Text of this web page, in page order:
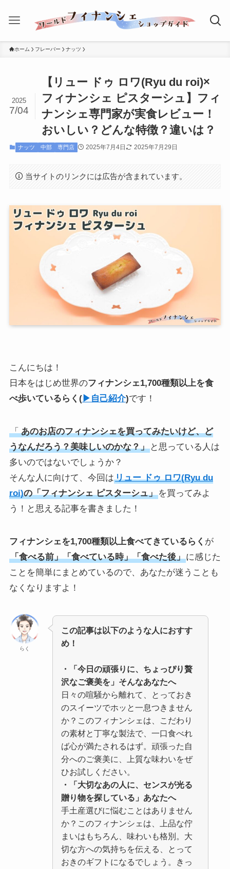
ホーム フレーバー ナッツ
【リュー ドゥ ロワ(Ryu du roi)×
フィナンシェ ピスターシュ】フィ
ナンシェ専門家が実食レビュー！
おいしい？どんな特徴？違いは？
2025
7/04
ナッツ 中部 専門店 2025年7月4日 2025年7月29日
当サイトのリンクには広告が含まれています。
こんにちは！
日本をはじめ世界のフィナンシェ1,700種類以上を食
べ歩いている らく (▶︎自己紹介)です！
「 あのお店のフィナンシェを買ってみたいけど、ど
うなんだろう？美味しいのかな？」と思っている人は
多いのではないでしょうか？
そんな人に向けて、今回はリュー ドゥ ロワ(Ryu du
roi)の「フィナンシェ ピスターシュ」を買ってみよ
う！と思える記事を書きました！
フィナンシェを1,700種類以上食べてきているらく が
「食べる前」「食べている時」「食べた後」に感じた
ことを簡単にまとめているので、あなたが迷うことも
なくなりますよ！
らく
この記事は以下のような人におすす
め！
・「今日の頑張りに、ちょっぴり贅
沢なご褒美を」そんなあなたへ
日々の喧騒から離れて、とっておき
のスイーツでホッと一息つきません
か？このフィナンシェは、こだわり
の素材と丁寧な製法で、一口食べれ
ば心が満たされるはず。頑張った自
分へのご褒美に、上質な味わいをぜ
ひお試しください。
・「大切なあの人に、センスが光る
贈り物を探している」あなたへ
手土産選びに悩むことはありません
か？このフィナンシェは、上品な佇
まいはもちろん、味わいも格別。大
切な方への気持ちを伝える、とって
おきのギフトになるでしょう。きっ